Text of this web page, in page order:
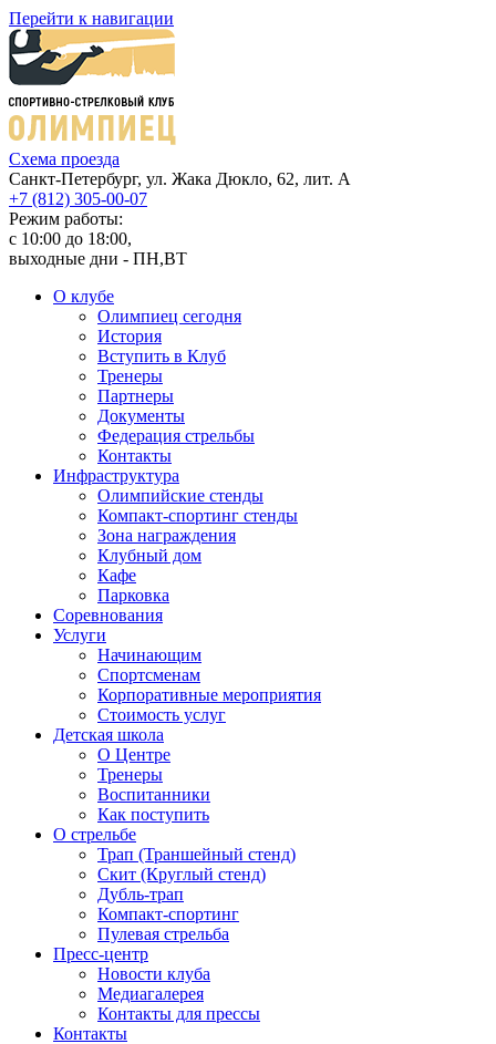
Перейти к навигации
Cхема проезда
Санкт-Петербург, ул. Жака Дюкло, 62, лит. А
+7 (812) 305-00-07
Режим работы:
c 10:00 до 18:00,
выходные дни - ПН,ВТ
О клубе
Олимпиец сегодня
История
Вступить в Клуб
Тренеры
Партнеры
Документы
Федерация стрельбы
Контакты
Инфраструктура
Олимпийские стенды
Компакт-спортинг стенды
Зона награждения
Клубный дом
Кафе
Парковка
Соревнования
Услуги
Начинающим
Спортсменам
Корпоративные мероприятия
Стоимость услуг
Детская школа
О Центре
Тренеры
Воспитанники
Как поступить
О стрельбе
Трап (Траншейный стенд)
Скит (Круглый стенд)
Дубль-трап
Компакт-спортинг
Пулевая стрельба
Пресс-центр
Новости клуба
Медиагалерея
Контакты для прессы
Контакты